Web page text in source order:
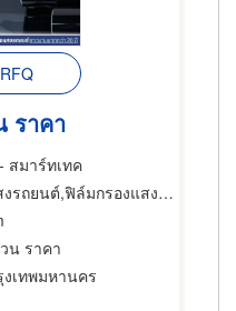
ราคา
สมาร์ทเทค
มกรองแสงอาคาร,ฟิล์มกรองแสงรถยนต์
น ราคา
งเทพมหานคร